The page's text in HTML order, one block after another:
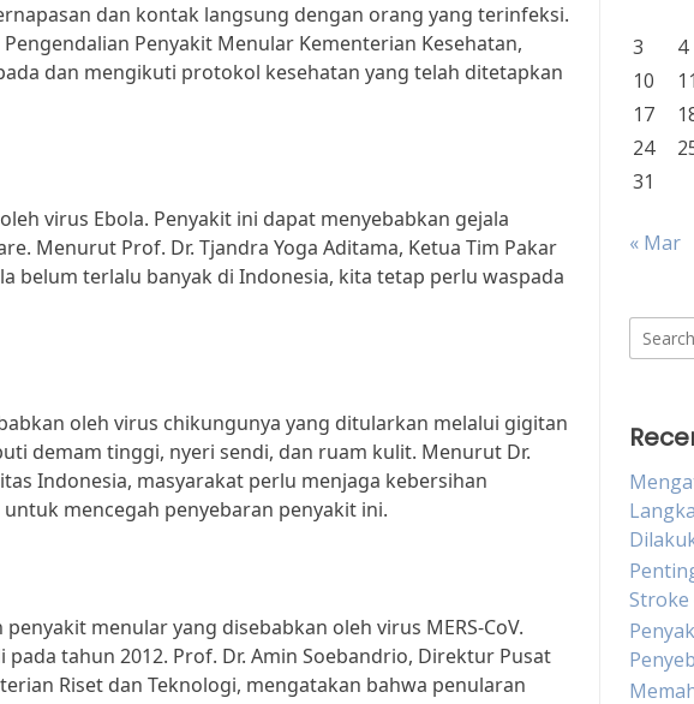
dan kontak langsung dengan orang yang terinfeksi.
Penyakit Menular Kementerian Kesehatan,
dan mengikuti protokol kesehatan yang telah ditetapkan
virus Ebola. Penyakit ini dapat menyebabkan gejala
Menurut Prof. Dr. Tjandra Yoga Aditama, Ketua Tim Pakar
belum terlalu banyak di Indonesia, kita tetap perlu waspada
oleh virus chikungunya yang ditularkan melalui gigitan
demam tinggi, nyeri sendi, dan ruam kulit. Menurut Dr.
Indonesia, masyarakat perlu menjaga kebersihan
mencegah penyebaran penyakit ini.
menular yang disebabkan oleh virus MERS-CoV.
tahun 2012. Prof. Dr. Amin Soebandrio, Direktur Pusat
Riset dan Teknologi, mengatakan bahwa penularan
3
4
10
11
17
24
31
« Mar
Search
for:
Stroke